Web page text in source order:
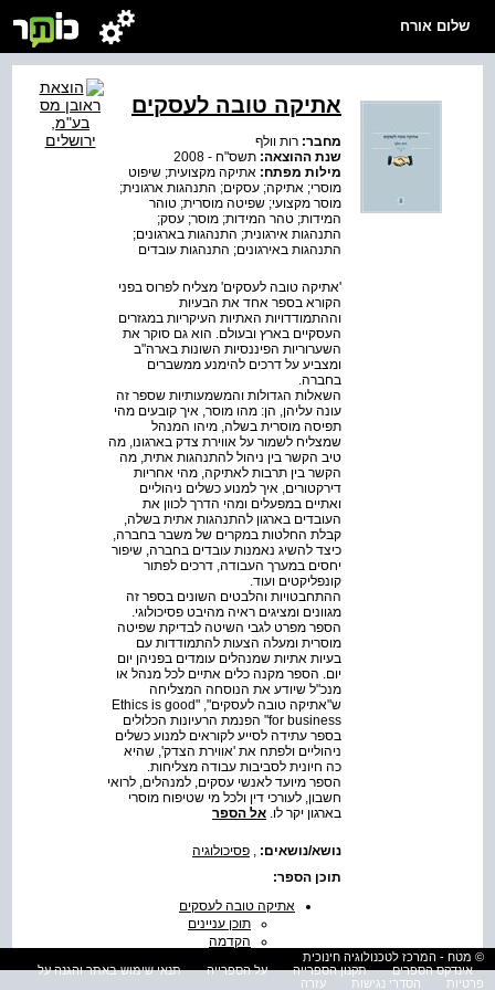
שלום אורח
אתיקה טובה לעסקים
מחבר: רות וולף
שנת ההוצאה: תשס"ח - 2008
מילות מפתח: אתיקה מקצועית; שיפוט
מוסרי; אתיקה; עסקים; התנהגות ארגונית;
מוסר מקצועי; שפיטה מוסרית; טוהר
המידות; טהר המידות; מוסר; עסק;
התנהגות אירגונית; התנהגות בארגונים;
התנהגות באירגונים; התנהגות עובדים
'אתיקה טובה לעסקים' מצליח לפרוס בפני
הקורא בספר אחד את הבעיות
וההתמודדויות האתיות העיקריות במגזרים
העסקיים בארץ ובעולם. הוא גם סוקר את
השערוריות הפיננסיות השונות בארה"ב
ומצביע על דרכים להימנע ממשברים
בחברה.
השאלות הגדולות והמשמעותיות שספר זה
עונה עליהן, הן: מהו מוסר, איך קובעים מהי
תפיסה מוסרית בשלה, מיהו המנהל
שמצליח לשמור על אווירת צדק בארגונו, מה
טיב הקשר בין ניהול להתנהגות אתית, מה
הקשר בין תרבות לאתיקה, מהי אחריות
דירקטורים, איך למנוע כשלים ניהוליים
ואתיים במפעלים ומהי הדרך לכוון את
העובדים בארגון להתנהגות אתית בשלה,
קבלת החלטות במקרים של משבר בחברה,
כיצד להשיג נאמנות עובדים בחברה, שיפור
יחסים במערך העבודה, דרכים לפתור
קונפליקטים ועוד.
ההתחבטויות והלבטים השונים בספר זה
מגוונים ומציגים ראיה מהיבט פסיכולוגי.
הספר מפרט לגבי השיטה לבדיקת שפיטה
מוסרית ומעלה הצעות להתמודדות עם
בעיות אתיות שמנהלים עומדים בפניהן יום
יום. הספר מקנה כלים אתיים לכל מנהל או
מנכ"ל שיודע את הנוסחה המצליחה
ש"אתיקה טובה לעסקים", "Ethics is good
for business" הפנמת הרעיונות הכלולים
בספר עתידה לסייע לקוראים למנוע כשלים
ניהוליים ולפתח את 'אווירת הצדק', שהיא
כה חיונית לסביבות עבודה מצליחות.
הספר מיועד לאנשי עסקים, למנהלים, לרואי
חשבון, לעורכי דין ולכל מי שטיפוח מוסרי
בארגון יקר לו. אל הספר
נושא/נושאים:
פסיכולוגיה
תוכן הספר:
אתיקה טובה לעסקים
תוכן עניינים
הקדמה
- מהי?
© מטח - המרכז לטכנולוגיה חינוכית
אינדקס הספרים
תקנון הספרייה על הספרייה
תנאי שימוש באתר והגנה על
פרטיות
הסדרי נגישות עזרה